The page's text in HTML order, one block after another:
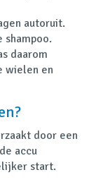
autoruit.
daarom
wielen en
door een
accu
start.